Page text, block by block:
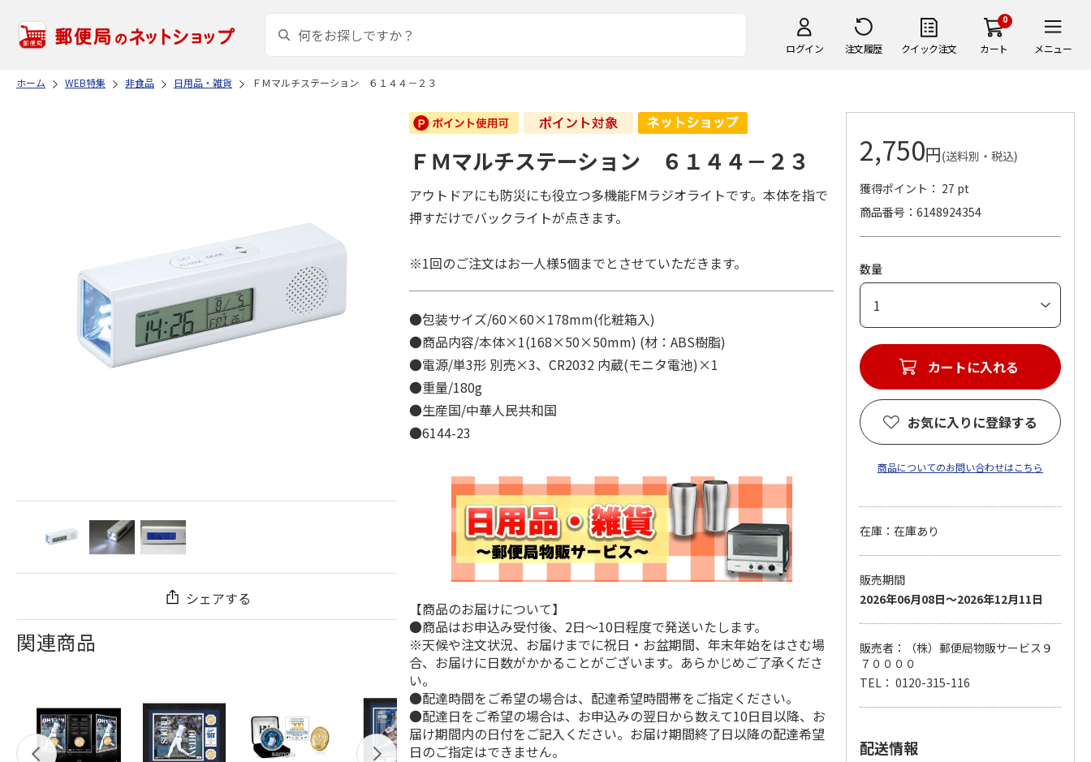
ログイン 注文履歴 クイック注文
0
カート メニュー
ホーム WEB特集 非食品 日用品・雑貨 ＦＭマルチステーション ６１４４－２３
シェアする
関連商品
ＦＭマルチステーション ６１４４－２３
アウトドアにも防災にも役立つ多機能FMラジオライトです。本体を指で
押すだけでバックライトが点きます。
※1回のご注文はお一人様5個までとさせていただきます。
●包装サイズ/60×60×178mm(化粧箱入)
●商品内容/本体×1(168×50×50mm) (材：ABS樹脂)
●電源/単3形 別売×3、CR2032 内蔵(モニタ電池)×1
●重量/180g
●生産国/中華人民共和国
●6144-23
【商品のお届けについて】
●商品はお申込み受付後、2日～10日程度で発送いたします。
※天候や注文状況、お届けまでに祝日・お盆期間、年末年始をはさむ場
合、お届けに日数がかかることがございます。あらかじめご了承くださ
い。
●配達時間をご希望の場合は、配達希望時間帯をご指定ください。
●配達日をご希望の場合は、お申込みの翌日から数えて10日目以降、お
届け期間内の日付をご記入ください。お届け期間終了日以降の配達希望
日のご指定はできません。
2,750円(送料別・税込)
獲得ポイント： 27 pt
商品番号
6148924354
数量
カートに入れる
お気に入りに登録する
商品についてのお問い合わせはこちら
在庫：在庫あり
販売期間
2026年06月08日～2026年12月11日
販売者：（株）郵便局物販サービス９
７００００
TEL： 0120-315-116
配送情報